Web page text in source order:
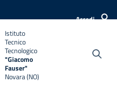
Accedi
Istituto
Tecnico
Tecnologico
"Giacomo
Fauser"
Novara (NO)